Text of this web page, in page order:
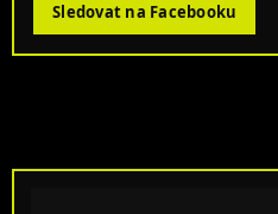
Sledovat na Facebooku